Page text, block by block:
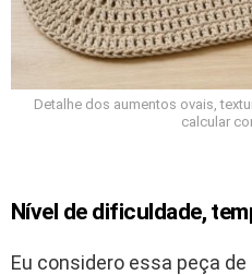
Detalhe dos aumentos ovais,
calcular
Nível de dificuldade,
Eu considero essa peça de